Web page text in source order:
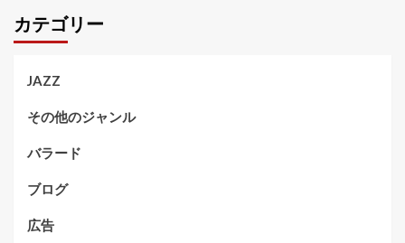
カテゴリー
JAZZ
その他のジャンル
バラード
ブログ
広告